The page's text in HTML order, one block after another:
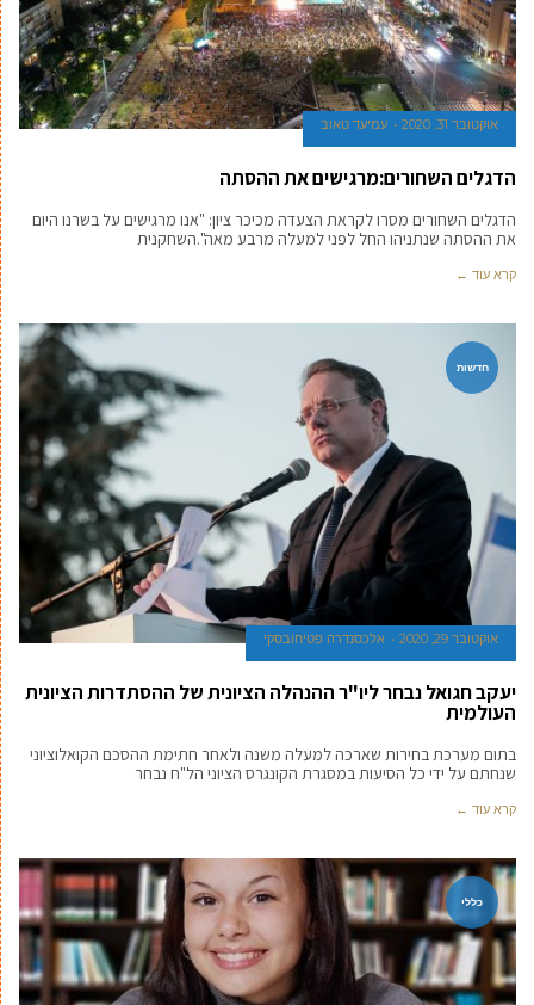
אוקטובר 31, 2020 עמיעד טאוב
הדגלים השחורים:מרגישים את ההסתה
הדגלים השחורים מסרו לקראת הצעדה מכיכר ציון: "אנו מרגישים על בשרנו היום
את ההסתה שנתניהו החל לפני למעלה מרבע מאה".השחקנית
קרא עוד ←
חדשות
אוקטובר 29, 2020 אלכסנדרה פטיחובסקי
יעקב חגואל נבחר ליו"ר ההנהלה הציונית של ההסתדרות הציונית
העולמית
בתום מערכת בחירות שארכה למעלה משנה ולאחר חתימת ההסכם הקואלוציוני
שנחתם על ידי כל הסיעות במסגרת הקונגרס הציוני הל"ח נבחר
קרא עוד ←
כללי